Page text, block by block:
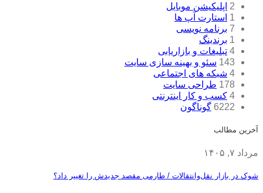
2 اپلیکیشن موبایل
1 استارت آپ ها
7 برنامه نویسی
1 برندینگ
4 تبلیغات و بازاریابی
143 سئو و بهینه سازی سایت
4 شبکه های اجتماعی
178 طراحی سایت
4 کسب و کار اینترنتی
6222 گوناگون
آخرین مطالب
مرداد ۷, ۱۴۰۵
شوک در بازار نقل‌وانتقالات / طارمی مقصد جدیدش را تغییر داد؟